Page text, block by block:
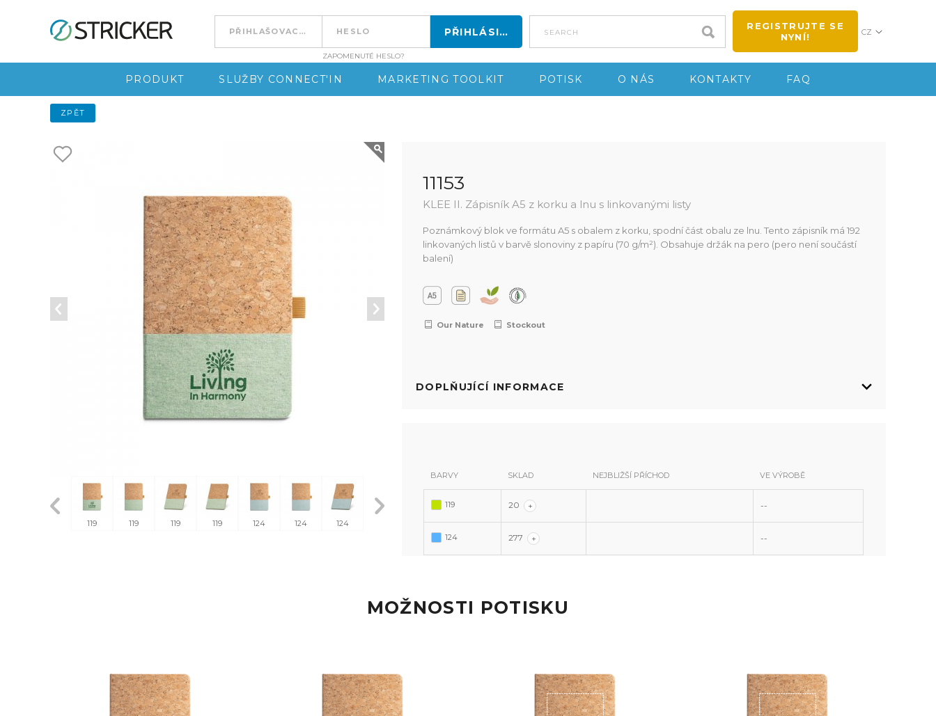
Go to content
ZAPOMENUTÉ HESLO?
search
REGISTRUJTE SE
NYNÍ!
CZ
PRODUKT SLUŽBY CONNECT'IN MARKETING TOOLKIT POTISK O NÁS KONTAKTY FAQ
ZPĚT
119 119 119 119 124 124 124 119 119 119 119 124 124 124
11153
KLEE II. Zápisník A5 z korku a lnu s linkovanými listy
Poznámkový blok ve formátu A5 s obalem z korku, spodní část obalu ze lnu. Tento zápisník má 192
linkovaných listů v barvě slonoviny z papíru (70 g/m²). Obsahuje držák na pero (pero není součástí
balení)
Our Nature Stockout
DOPLŇUJÍCÍ INFORMACE
BARVY SKLAD NEJBLIŽŠÍ PŘÍCHOD VE VÝROBĚ
119 20 + --
124 277 + --
MOŽNOSTI POTISKU